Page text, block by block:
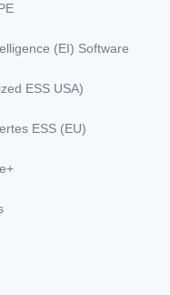
(EI) Software
ESS USA)
ESS (EU)